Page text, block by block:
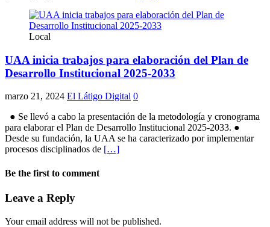
Local
UAA inicia trabajos para elaboración del Plan de
Desarrollo Institucional 2025-2033
marzo 21, 2024 El Látigo Digital 0
● Se llevó a cabo la presentación de la metodología y cronograma
para elaborar el Plan de Desarrollo Institucional 2025-2033. ●
Desde su fundación, la UAA se ha caracterizado por implementar
procesos disciplinados de […]
Be the first to comment
Leave a Reply
Your email address will not be published.